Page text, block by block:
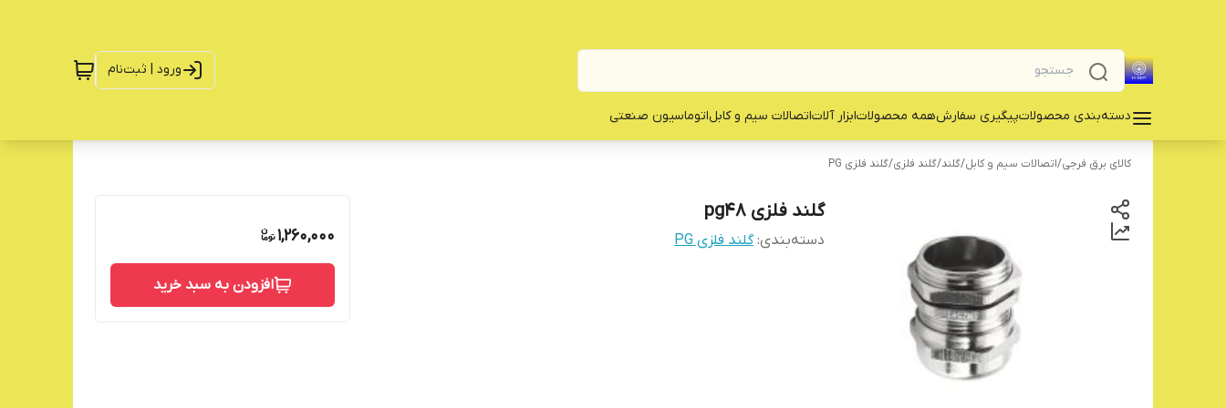
ورود | ثبت‌نام
دسته‌بندی محصولاتپیگیری سفارشهمه محصولات‌ابزار آلاتاتصالات سیم و کابلاتوماسیون صنعتی
کالای برق فرجی/اتصالات سیم و کابل/گلند/گلند فلزی/گلند فلزی PG
گلند فلزی pg48
دسته‌بندی:گلند فلزی PG 1,260,000
افزودن به سبد خرید